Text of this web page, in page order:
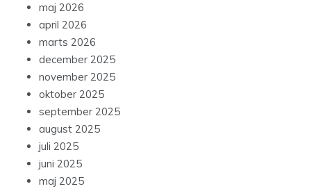
maj 2026
april 2026
marts 2026
december 2025
november 2025
oktober 2025
september 2025
august 2025
juli 2025
juni 2025
maj 2025